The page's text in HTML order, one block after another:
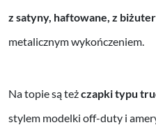
z satyny, haftowane, z
metalicznym wykończeniem.
Na topie są teżczapki typu
stylem modelki off-duty i